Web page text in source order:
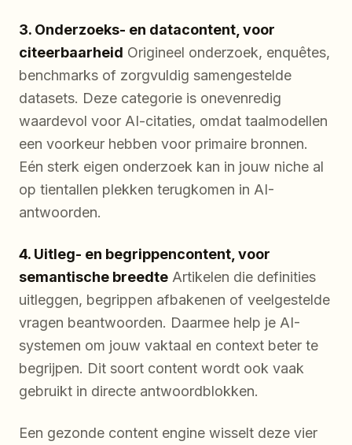
3. Onderzoeks- en datacontent, voor
citeerbaarheid Origineel onderzoek, enquêtes,
benchmarks of zorgvuldig samengestelde
datasets. Deze categorie is onevenredig
waardevol voor AI-citaties, omdat taalmodellen
een voorkeur hebben voor primaire bronnen.
Eén sterk eigen onderzoek kan in jouw niche al
op tientallen plekken terugkomen in AI-
antwoorden.
4. Uitleg- en begrippencontent, voor
semantische breedte Artikelen die definities
uitleggen, begrippen afbakenen of veelgestelde
vragen beantwoorden. Daarmee help je AI-
systemen om jouw vaktaal en context beter te
begrijpen. Dit soort content wordt ook vaak
gebruikt in directe antwoordblokken.
Een gezonde content engine wisselt deze vier